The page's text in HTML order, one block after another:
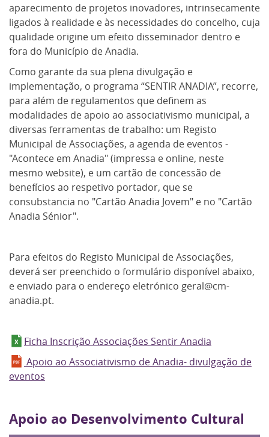
aparecimento de projetos inovadores, intrinsecamente
ligados à realidade e às necessidades do concelho, cuja
qualidade origine um efeito disseminador dentro e
fora do Município de Anadia.
Como garante da sua plena divulgação e
implementação, o programa “SENTIR ANADIA”, recorre,
para além de regulamentos que definem as
modalidades de apoio ao associativismo municipal, a
diversas ferramentas de trabalho: um Registo
Municipal de Associações, a agenda de eventos -
"Acontece em Anadia" (impressa e online, neste
mesmo website), e um cartão de concessão de
benefícios ao respetivo portador, que se
consubstancia no "Cartão Anadia Jovem" e no "Cartão
Anadia Sénior".
Para efeitos do Registo Municipal de Associações,
deverá ser preenchido o formulário disponível abaixo,
e enviado para o endereço eletrónico geral@cm-
anadia.pt.
Ficha Inscrição Associações Sentir Anadia
Apoio ao Associativismo de Anadia- divulgação de
eventos
Apoio ao Desenvolvimento Cultural